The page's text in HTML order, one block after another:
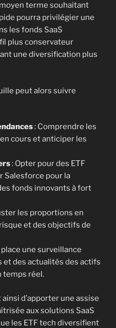
terme souhaitant
pourra privilégier une
les fonds SaaS
plus conservateur
une diversification plus
peut alors suivre
: Comprendre les
cours et anticiper les
: Opter pour des ETF
Salesforce pour la
fonds innovants à fort
les proportions en
et des objectifs de
une surveillance
des actualités des actifs
temps réel.
d’apporter une assise
aux solutions SaaS
les ETF tech diversifient